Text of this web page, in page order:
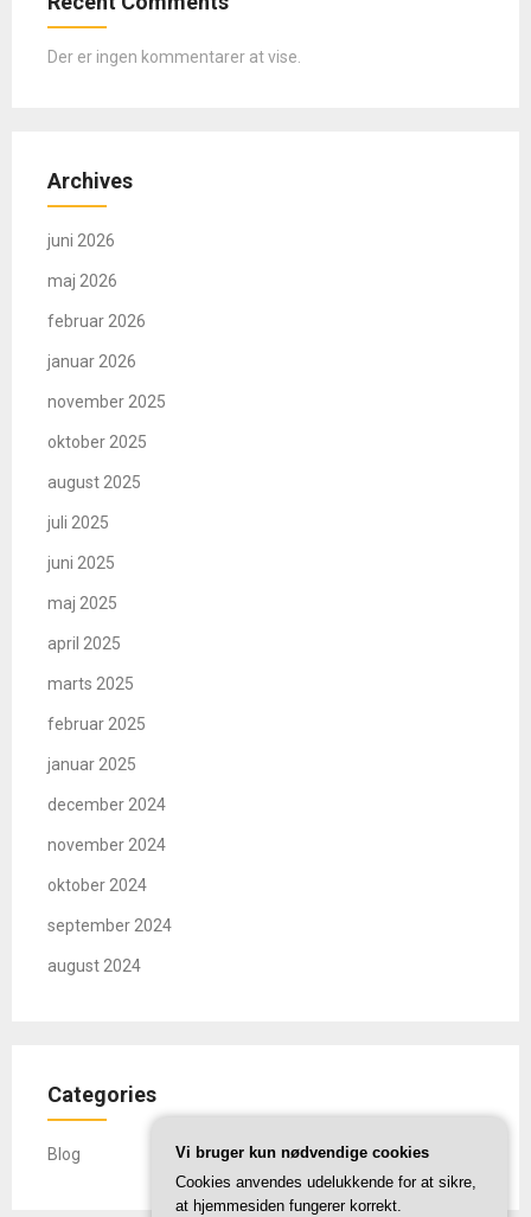
Der er ingen kommentarer at vise.
Archives
juni 2026
maj 2026
februar 2026
januar 2026
november 2025
oktober 2025
august 2025
juli 2025
juni 2025
maj 2025
april 2025
marts 2025
februar 2025
januar 2025
december 2024
november 2024
oktober 2024
september 2024
august 2024
Categories
Blog
Vi bruger kun nødvendige cookies
Cookies anvendes udelukkende for at sikre,
at hjemmesiden fungerer korrekt.